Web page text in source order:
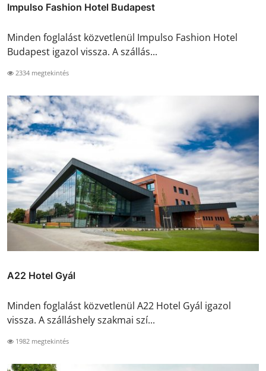
Impulso Fashion Hotel Budapest
Minden foglalást közvetlenül Impulso Fashion Hotel
Budapest igazol vissza. A szállás...
2334 megtekintés
A22 Hotel Gyál
Minden foglalást közvetlenül A22 Hotel Gyál igazol
vissza. A szálláshely szakmai szí...
1982 megtekintés